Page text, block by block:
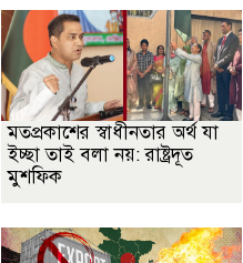
মতপ্রকাশের স্বাধীনতার অর্থ যা
ইচ্ছা তাই বলা নয়: রাষ্ট্রদূত
মুশফিক